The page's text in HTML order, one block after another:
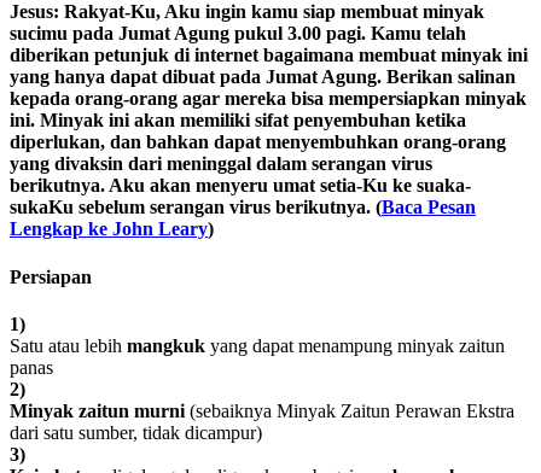
Jesus: Rakyat-Ku, Aku ingin kamu siap membuat minyak
sucimu pada Jumat Agung pukul 3.00 pagi. Kamu telah
diberikan petunjuk di internet bagaimana membuat minyak ini
yang hanya dapat dibuat pada Jumat Agung. Berikan salinan
kepada orang-orang agar mereka bisa mempersiapkan minyak
ini. Minyak ini akan memiliki sifat penyembuhan ketika
diperlukan, dan bahkan dapat menyembuhkan orang-orang
yang divaksin dari meninggal dalam serangan virus
berikutnya. Aku akan menyeru umat setia-Ku ke suaka-
sukaKu sebelum serangan virus berikutnya. (Baca Pesan
Lengkap ke John Leary)
Persiapan
1)
Satu atau lebih mangkuk yang dapat menampung minyak zaitun
panas
2)
Minyak zaitun murni (sebaiknya Minyak Zaitun Perawan Ekstra
dari satu sumber, tidak dicampur)
3)